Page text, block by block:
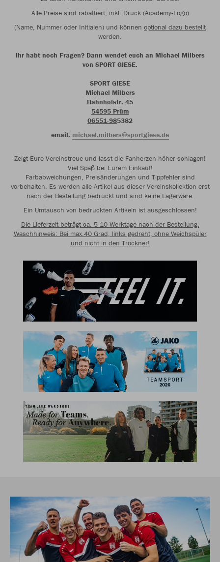
Alle Preise sind rabattiert, inkl. Druck (Academy-Logo)
(Name, Nummer oder Initialen) und können optional dazu bestellt
werden.
Ihr habt noch Fragen? Dann wendet euch an Michael Milbers
von SPORT GIESE.
SPORT GIESE
Michael Milbers
Bahnhofstr. 45
54595 Prüm
06551-985382
email: michael.milbers@sportgiese.de
Zeigt Eure Vereinstreue und lasst die Fanherzen höher schlagen!
Viel Spaß bei Eurem Einkauf!
Farbabweichungen, Preisänderungen und Tippfehler sind
vorbehalten. Es werden alle Artikel aus dieser Vereinskollektion erst
nach der Bestellung bedruckt und sind keine Lagerware.
Ein Umtausch von bedruckten Artikeln ist ausgeschlossen!
Die Lieferzeit beträgt ca. 5-10 Werktage nach der Bestellung.
Waschhinweis: Bei max.40 Grad, links gedreht, ohne Weichspüler
und nicht in den Trockner!